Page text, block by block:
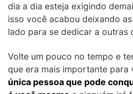
dia a dia esteja exigindo
isso você acabou deixando
lado para se dedicar a outras
Volte um pouco no tempo e
que era mais importante para
única pessoa que pode